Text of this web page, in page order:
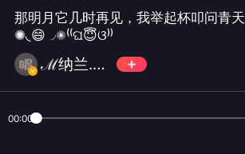
那明月它几时再见，我举起杯叩问青天
✺◟😄◞✺⁽⁽ଘ😇ଓ⁾⁾
ℳ纳兰.平儿明月⁵²⁰🌙 ¹
00:00